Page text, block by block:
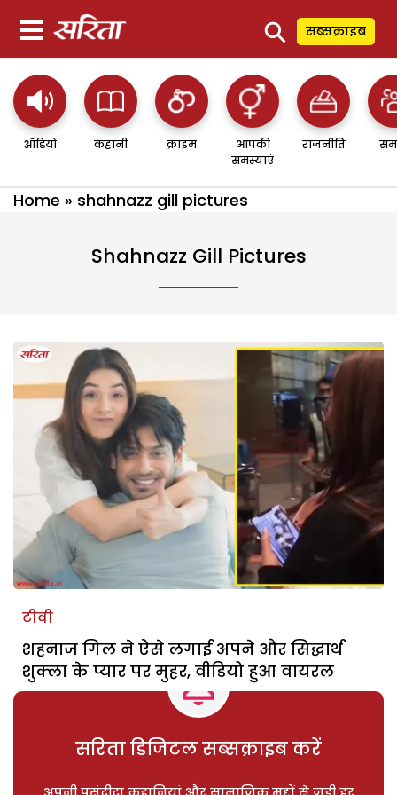
⚲ सब्सक्राइब
ऑडियो कहानी क्राइम
आपकी
समस्याएं
राजनीति
Home » shahnazz gill pictures
Shahnazz Gill Pictures
टीवी
शहनाज गिल ने ऐसे लगाई अपने और सिद्धार्थ
शुक्ला के प्यार पर मुहर, वीडियो हुआ वायरल
सरिता डिजिटल सब्सक्राइब करें